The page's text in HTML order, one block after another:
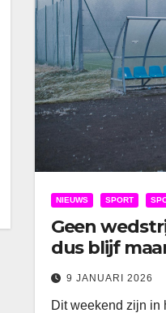
NIEUWS SPORT
Geen
dus blijf
9 JANUARI 2026
Dit weekend zijn in